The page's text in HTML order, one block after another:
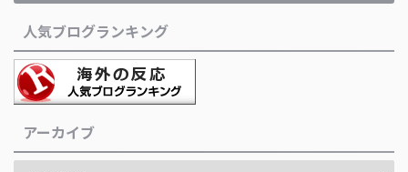
人気ブログランキング
アーカイブ